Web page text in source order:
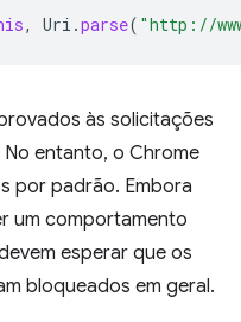
, Uri .parse( "http://
às solicitações
No entanto, o Chrome
por padrão. Embora
um comportamento
esperar que os
bloqueados em geral.